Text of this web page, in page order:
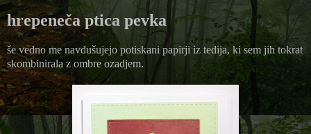
hrepeneča ptica pevka
še vedno me navdušujejo potiskani papirji iz tedija, ki sem jih tokrat
skombinirala z ombre ozadjem.